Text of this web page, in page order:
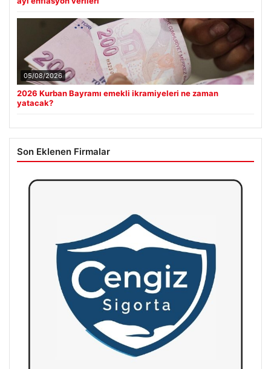
05/08/2026
2026 Kurban Bayramı emekli ikramiyeleri ne zaman
yatacak?
Son Eklenen Firmalar